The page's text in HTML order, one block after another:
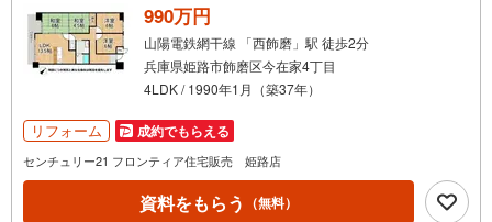
990万円
山陽電鉄網干線 「西飾磨」駅 徒歩2分
兵庫県姫路市飾磨区今在家4丁目
4LDK / 1990年1月（築37年）
リフォーム 成約でもらえる
センチュリー21 フロンティア住宅販売 姫路店
資料をもらう （無料）